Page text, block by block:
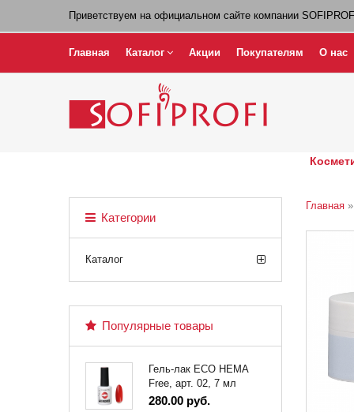
Приветствуем на официальном сайте компании
Главная Каталог Акции Покупателям О нас
Главная
Категории
Каталог
Популярные товары
Гель-лак ECO HEMA
Free, арт. 02, 7 мл
280.00 руб.